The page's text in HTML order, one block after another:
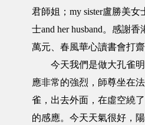
君師姐；my sister盧勝美女
士and her husband。感謝
萬元、春風華心讀書會打齋
今天我們是做大孔雀明
應非常的強烈，師尊坐在
雀，出去外面，在虛空繞
的感應。今天天氣很好，